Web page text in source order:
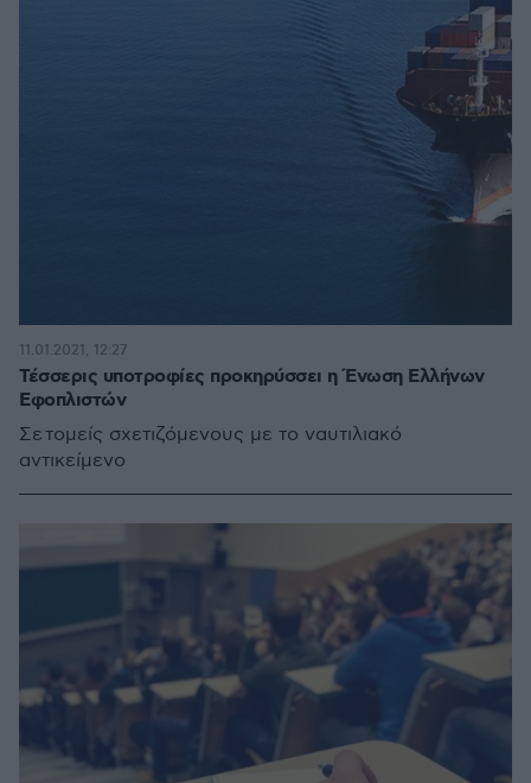
Τέσσερις υποτροφίες προκηρύσσει η Ένωση Ελλήνων
Εφοπλιστών
Σε τομείς σχετιζόμενους με το ναυτιλιακό
αντικείμενο
11.01.2021, 12:27